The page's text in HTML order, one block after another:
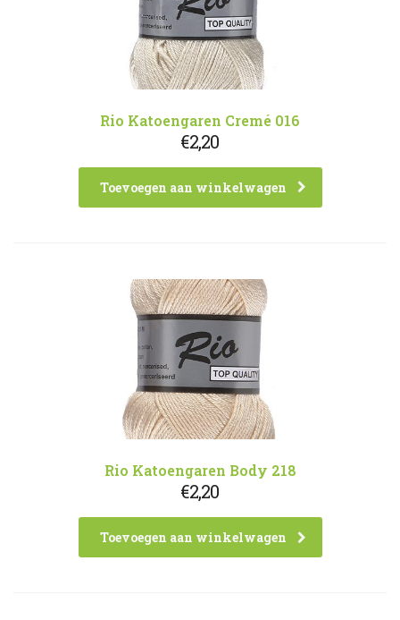
Rio Katoengaren Cremé 016
€2,20
Toevoegen aan winkelwagen
Rio Katoengaren Body 218
€2,20
Toevoegen aan winkelwagen